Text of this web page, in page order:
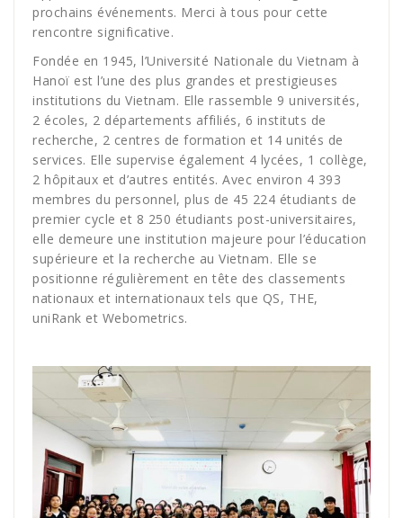
prochains événements. Merci à tous pour cette
rencontre significative.
Fondée en 1945, l’Université Nationale du Vietnam à
Hanoï est l’une des plus grandes et prestigieuses
institutions du Vietnam. Elle rassemble 9 universités,
2 écoles, 2 départements affiliés, 6 instituts de
recherche, 2 centres de formation et 14 unités de
services. Elle supervise également 4 lycées, 1 collège,
2 hôpitaux et d’autres entités. Avec environ 4 393
membres du personnel, plus de 45 224 étudiants de
premier cycle et 8 250 étudiants post-universitaires,
elle demeure une institution majeure pour l’éducation
supérieure et la recherche au Vietnam. Elle se
positionne régulièrement en tête des classements
nationaux et internationaux tels que QS, THE,
uniRank et Webometrics.